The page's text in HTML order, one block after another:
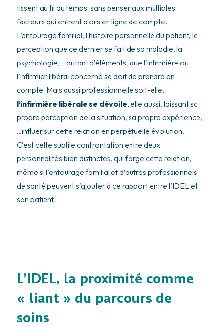
tissent au fil du temps, sans penser aux multiples
facteurs qui entrent alors en ligne de compte.
L’entourage familial, l’histoire personnelle du patient, la
perception que ce dernier se fait de sa maladie, la
psychologie, …autant d’éléments, que l’infirmière ou
l’infirmier libéral concerné se doit de prendre en
compte. Mais aussi professionnelle soit-elle,
l’infirmière libérale se dévoile, elle aussi, laissant sa
propre perception de la situation, sa propre expérience,
…influer sur cette relation en perpétuelle évolution.
C’est cette subtile confrontation entre deux
personnalités bien distinctes, qui forge cette relation,
même si l’entourage familial et d’autres professionnels
de santé peuvent s’ajouter à ce rapport entre l’IDEL et
son patient.
L’IDEL, la proximité comme
« liant » du parcours de
soins